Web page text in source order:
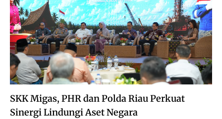
SKK Migas, PHR dan Polda Riau Perkuat
Sinergi Lindungi Aset Negara